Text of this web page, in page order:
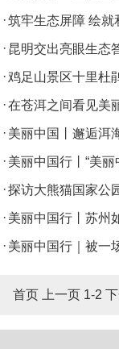
·筑牢生态屏障 绘
· 昆明交出亮眼生态
· 鸡足山景区十里杜
·在苍洱之间看见美
· 美丽中国丨邂逅洱
· 美丽中国行丨“美
·探访大熊猫国家公
· 美丽中国行丨苏州
· 美丽中国行｜被一
首页 上一页 1-2